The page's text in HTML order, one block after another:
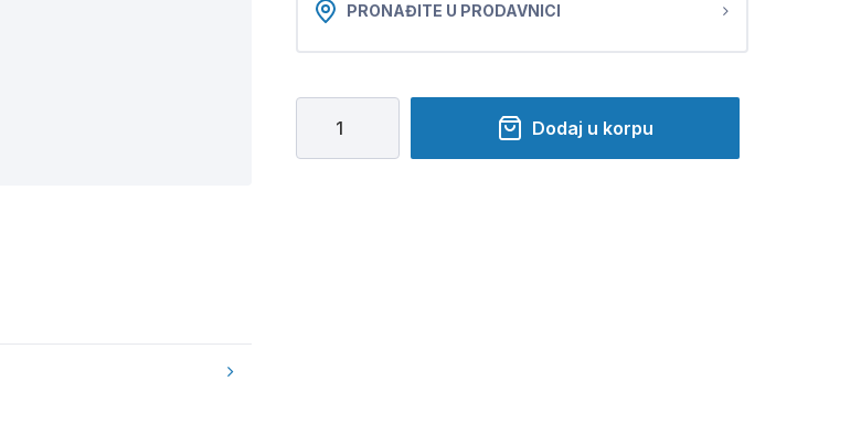
PRONAĐITE U PRODAVNICI
Dodaj u korpu